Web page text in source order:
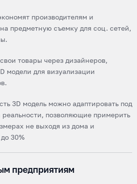
производителям и
предметную съемку для соц. сетей,
товары через дизайнеров,
модели для визуализации
3D модель можно адаптировать под
позволяющие примерить
не выходя из дома и
30%
предприятиям